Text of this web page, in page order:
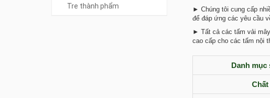
► Chúng tôi cung cấp
để đáp ứng các yêu cầu
► Tất cả các tấm vải
cao cấp cho các tấm nội
Danh mục
Tre thành phẩm